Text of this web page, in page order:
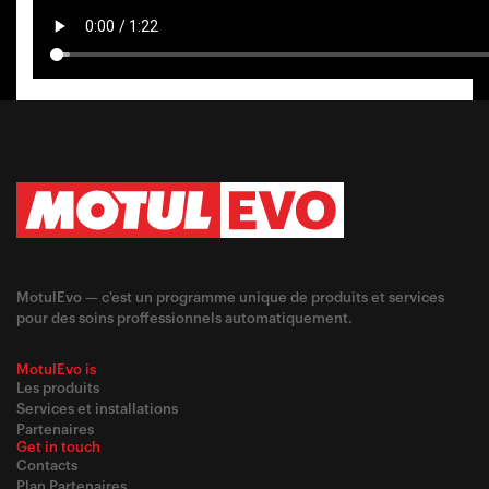
MotulEvo — c'est un programme unique de produits et services
pour des soins proffessionnels automatiquement.
MotulEvo is
Les produits
Services et installations
Partenaires
Get in touch
Contacts